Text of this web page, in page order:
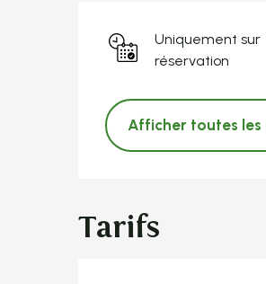
Uniquement sur
réservation
Afficher toutes les
Tarifs